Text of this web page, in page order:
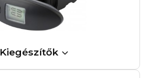
Kiegészítők